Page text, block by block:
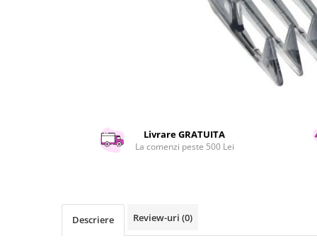
Textile si covoare
Uscatoare rufe
Livrare GRATUITA
La comenzi peste 500 Lei
Descriere Review-uri (0)